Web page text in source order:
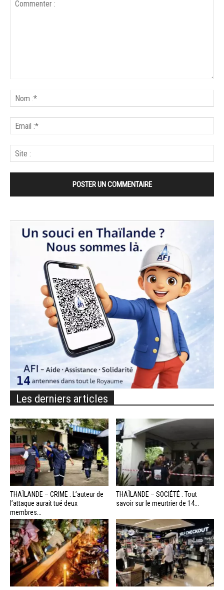
Les derniers articles
THAÏLANDE – CRIME : L’auteur de
l’attaque aurait tué deux
membres...
THAÏLANDE – SOCIÉTÉ : Tout
savoir sur le meurtrier de 14...